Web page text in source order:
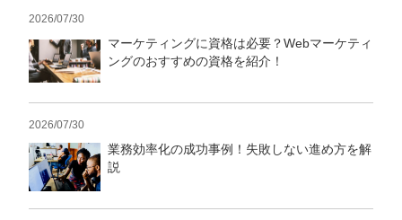
2026/07/30
マーケティングに資格は必要？Webマーケティ
ングのおすすめの資格を紹介！
2026/07/30
業務効率化の成功事例！失敗しない進め方を解
説